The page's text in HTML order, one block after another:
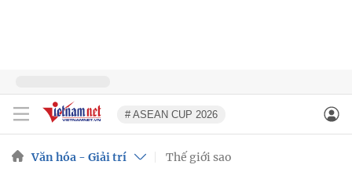
# ASEAN CUP 2026
Văn hóa - Giải trí Thế giới sao